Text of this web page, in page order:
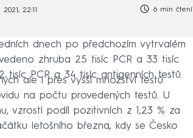
2021, 22:11 6 min čtení
dnech po předchozím vytrvalém
zhruba 25 tisíc PCR a 33 tisíc
PCR a 34 tisíc antigenních testů.
ale i přes vyšší množství testů
na počtu provedených testů. U
vzrostl podíl pozitivních z 1,23 % za
letošního března, kdy se Česko